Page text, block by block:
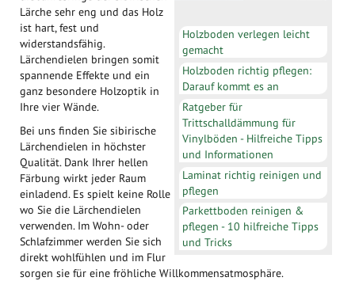
Holzboden verlegen leicht
gemacht
Holzboden richtig pflegen:
Darauf kommt es an
Ratgeber für
Trittschalldämmung für
Vinylböden - Hilfreiche Tipps
und Informationen
Laminat richtig reinigen und
pflegen
Parkettboden reinigen &
pflegen - 10 hilfreiche Tipps
und Tricks
Lärche sehr eng und das Holz
ist hart, fest und
widerstandsfähig.
Lärchendielen bringen somit
spannende Effekte und ein
ganz besondere Holzoptik in
Ihre vier Wände.
Bei uns finden Sie sibirische
Lärchendielen in höchster
Qualität. Dank Ihrer hellen
Färbung wirkt jeder Raum
einladend. Es spielt keine Rolle
wo Sie die Lärchendielen
verwenden. Im Wohn- oder
Schlafzimmer werden Sie sich
direkt wohlfühlen und im Flur
sorgen sie für eine fröhliche Willkommensatmosphäre.